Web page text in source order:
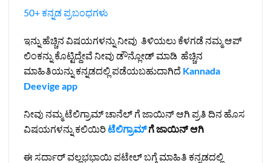
50+ ಕನ್ನಡ ಪ್ರಬಂಧಗಳು
ಇನ್ನು ಹೆಚ್ಚಿನ ವಿಷಯಗಳನ್ನು ನೀವು ತಿಳಿಯಲು ಕೆಳಗಡೆ ನಮ್ಮ ಆಪ್
ಲಿಂಕನ್ನು ಕೊಟ್ಟಿದ್ದೇವೆ ನೀವು ಡೌನ್ಲೋಡ್ ಮಾಡಿ ಹೆಚ್ಚಿನ
ಮಾಹಿತಿಯನ್ನು ಕನ್ನಡದಲ್ಲಿ ಪಡೆಯಬಹುದಾಗಿದೆ Kannada
Deevige app
ನೀವು ನಮ್ಮ ಟೆಲಿಗ್ರಾಮ್ ಚಾನೆಲ್ ಗೆ ಜಾಯಿನ್ ಆಗಿ ಪ್ರತಿ ದಿನ ಹೊಸ
ವಿಷಯಗಳನ್ನು ಕಲಿಯಿರಿಟೆಲಿಗ್ರಾಮ್ಗೆ ಜಾಯಿನ್ ಆಗಿ
ಈ ಸರ್ದಾರ್ ವಲ್ಲಭಭಾಯಿ ಪಟೇಲ್ ಬಗ್ಗೆ ಮಾಹಿತಿ ಕನ್ನಡದಲ್ಲಿ